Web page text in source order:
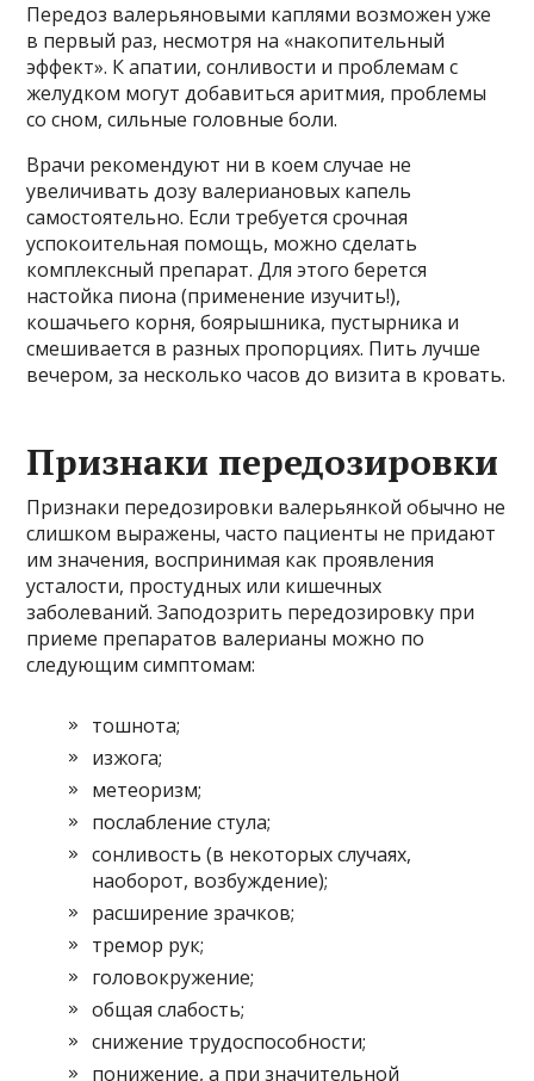
Передоз валерьяновыми каплями возможен уже
в первый раз, несмотря на «накопительный
эффект». К апатии, сонливости и проблемам с
желудком могут добавиться аритмия, проблемы
со сном, сильные головные боли.
Врачи рекомендуют ни в коем случае не
увеличивать дозу валериановых капель
самостоятельно. Если требуется срочная
успокоительная помощь, можно сделать
комплексный препарат. Для этого берется
настойка пиона (применение изучить!),
кошачьего корня, боярышника, пустырника и
смешивается в разных пропорциях. Пить лучше
вечером, за несколько часов до визита в кровать.
Признаки передозировки
Признаки передозировки валерьянкой обычно не
слишком выражены, часто пациенты не придают
им значения, воспринимая как проявления
усталости, простудных или кишечных
заболеваний. Заподозрить передозировку при
приеме препаратов валерианы можно по
следующим симптомам:
тошнота;
изжога;
метеоризм;
послабление стула;
сонливость (в некоторых случаях,
наоборот, возбуждение);
расширение зрачков;
тремор рук;
головокружение;
общая слабость;
снижение трудоспособности;
понижение, а при значительной